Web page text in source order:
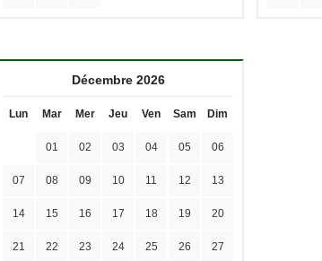
Décembre 2026
Lun Mar Mer Jeu Ven Sam Dim
01 02 03 04 05 06
07 08 09 10 11 12 13
14 15 16 17 18 19 20
21 22 23 24 25 26 27